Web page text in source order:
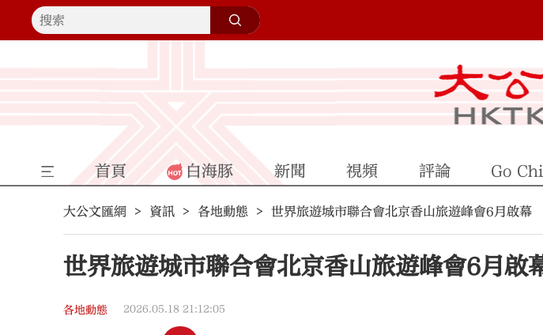
首頁 白海豚 新聞 視頻 評論 Go
大公文匯網 資訊 各地動態 世界旅遊城市聯合會北京香山旅遊峰會6月啟幕
世界旅遊城市聯合會北京香山旅遊峰會6月啟
各地動態 2026.05.18 21:12:05